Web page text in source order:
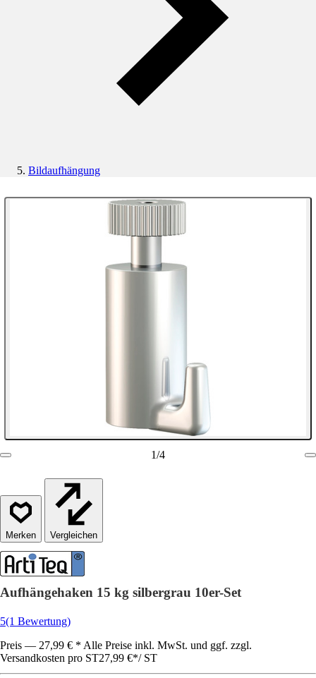
Bildaufhängung
1/4
Vergleichen
Aufhängehaken 15 kg silbergrau 10er-Set
5(1 Bewertung)
Preis — 27,99 € * Alle Preise inkl. MwSt. und ggf. zzgl.
Versandkosten pro ST27,99 €*/ ST